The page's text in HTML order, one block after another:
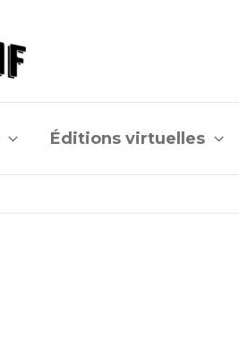
Éditions virtuelles